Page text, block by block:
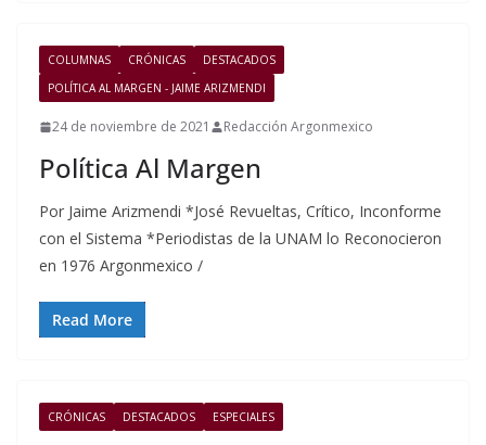
COLUMNAS CRÓNICAS
DESTACADOS
POLÍTICA AL MARGEN - JAIME ARIZMENDI
24 de noviembre de 2021 Redacción Argonmexico
Política Al Margen
Por Jaime Arizmendi *José Revueltas, Crítico, Inconforme
con el Sistema *Periodistas de la UNAM lo Reconocieron
en 1976 Argonmexico /
Read More
CRÓNICAS DESTACADOS ESPECIALES